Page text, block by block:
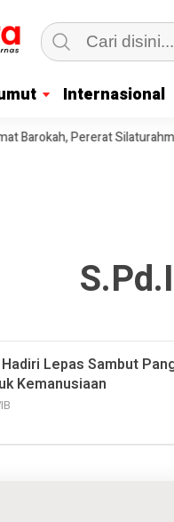
Internasional
Pererat Silaturahmi,
S.Pd.I
Lepas Sambut
Kemanusiaan